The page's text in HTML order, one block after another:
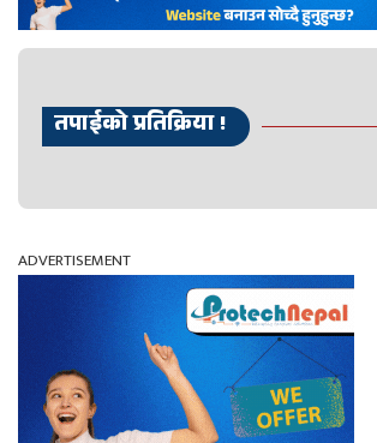
तपाईको प्रतिक्रिया !
ADVERTISEMENT